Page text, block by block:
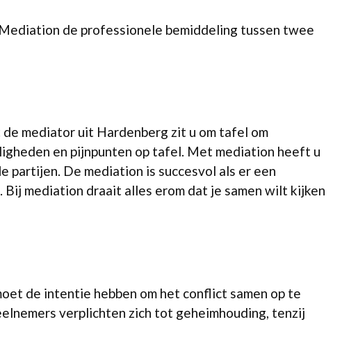
de professionele bemiddeling tussen twee
de mediator uit Hardenberg zit u om tafel om
en pijnpunten op tafel. Met mediation heeft u
partijen. De mediation is succesvol als er een
mediation draait alles erom dat je samen wilt kijken
de intentie hebben om het conflict samen op te
verplichten zich tot geheimhouding, tenzij